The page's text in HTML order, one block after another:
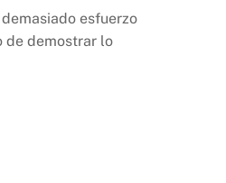
esfuerzo
de demostrar lo